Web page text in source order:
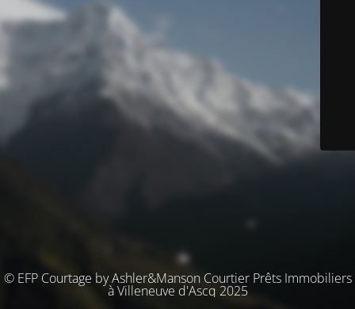
© EFP Courtage by Ashler&Manson Courtier Prêts Immobiliers
à Villeneuve d'Ascq 2025